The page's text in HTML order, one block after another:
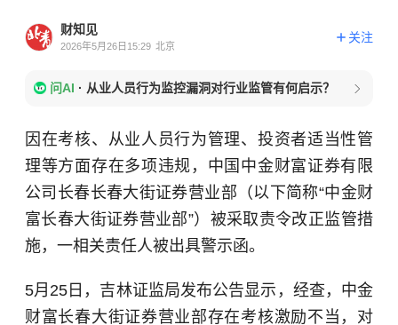
财知见
2026年5月26日15:29 北京
关注
问AI · 从业人员行为监控漏洞对行业监管有何启示？
因在考核、从业人员行为管理、投资者适当性管
理等方面存在多项违规，中国中金财富证券有限
公司长春长春大街证券营业部（以下简称“中金财
富长春大街证券营业部”）被采取责令改正监管措
施，一相关责任人被出具警示函。
5月25日，吉林证监局发布公告显示，经查，中金
财富长春大街证券营业部存在考核激励不当，对